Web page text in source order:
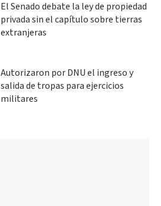
El Senado debate la ley de propiedad
privada sin el capítulo sobre tierras
extranjeras
Autorizaron por DNU el ingreso y
salida de tropas para ejercicios
militares